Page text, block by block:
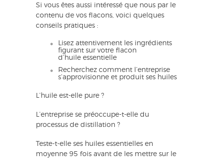
Si vous êtes aussi intéressé que nous par le
contenu de vos flacons, voici quelques
conseils pratiques :
Lisez attentivement les ingrédients
figurant sur votre flacon
d’huile essentielle
Recherchez comment l’entreprise
s’approvisionne et produit ses huiles
L’huile est-elle pure ?
L’entreprise se préoccupe-t-elle du
processus de distillation ?
Teste-t-elle ses huiles essentielles en
moyenne 95 fois avant de les mettre sur le